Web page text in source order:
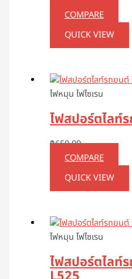
COMPARE
QUICK VIEW
ไฟหมุน ไฟไซเรน
ไฟสปอร์ตไลท์
฿650.00
COMPARE
QUICK VIEW
ไฟหมุน ไฟไซเรน
ไฟสปอร์ตไลท์